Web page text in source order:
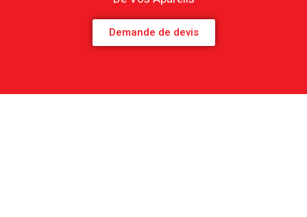
Demande de devis